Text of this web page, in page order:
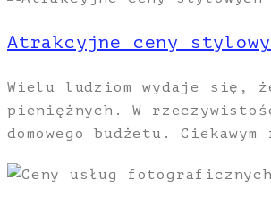
Atrakcyjne ceny
Wielu ludziom wydaje się,
pieniężnych. W
domowego budżetu.